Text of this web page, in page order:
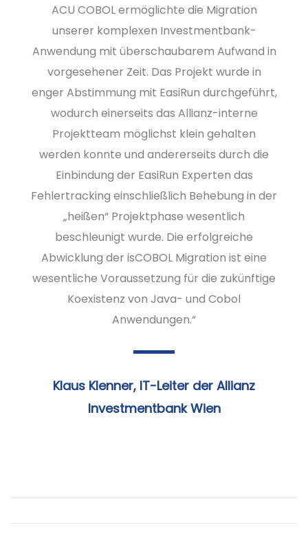
ACU COBOL ermöglichte die Migration
unserer komplexen Investmentbank-
Anwendung mit überschaubarem Aufwand in
vorgesehener Zeit. Das Projekt wurde in
enger Abstimmung mit EasiRun durchgeführt,
wodurch einerseits das Allianz-interne
Projektteam möglichst klein gehalten
werden konnte und andererseits durch die
Einbindung der EasiRun Experten das
Fehlertracking einschließlich Behebung in der
„heißen“ Projektphase wesentlich
beschleunigt wurde. Die erfolgreiche
Abwicklung der isCOBOL Migration ist eine
wesentliche Voraussetzung für die zukünftige
Koexistenz von Java- und Cobol
Anwendungen.“
Klaus Klenner, IT-Leiter der Allianz
Investmentbank Wien